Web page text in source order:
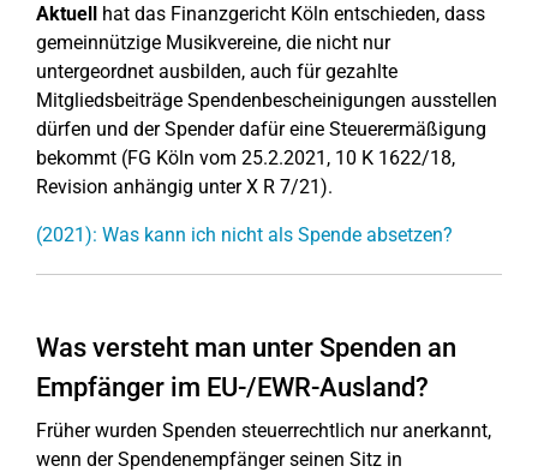
Aktuell hat das Finanzgericht Köln entschieden, dass
gemeinnützige Musikvereine, die nicht nur
untergeordnet ausbilden, auch für gezahlte
Mitgliedsbeiträge Spendenbescheinigungen ausstellen
dürfen und der Spender dafür eine Steuerermäßigung
bekommt (FG Köln vom 25.2.2021, 10 K 1622/18,
Revision anhängig unter X R 7/21).
(2021): Was kann ich nicht als Spende absetzen?
Was versteht man unter Spenden an
Empfänger im EU-/EWR-Ausland?
Früher wurden Spenden steuerrechtlich nur anerkannt,
wenn der Spendenempfänger seinen Sitz in